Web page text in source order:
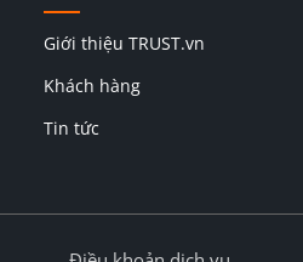
Giới thiệu TRUST.vn
Khách hàng
Tin tức